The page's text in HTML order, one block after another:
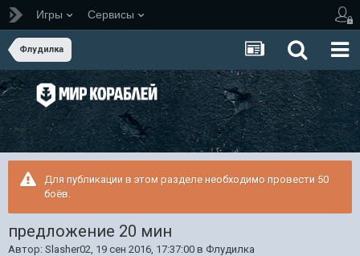
Игры Сервисы
Флудилка
Для публикации в этом разделе необходимо провести 50
боёв.
предложение 20 мин
Автор: Slasher02, 19 сен 2016, 17:37:00 в Флудилка